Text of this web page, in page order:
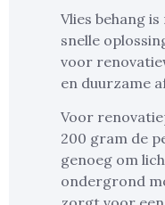
Vlies behang
snelle
voor
en duurzame
Voor
200 gram de
genoeg om
ondergrond